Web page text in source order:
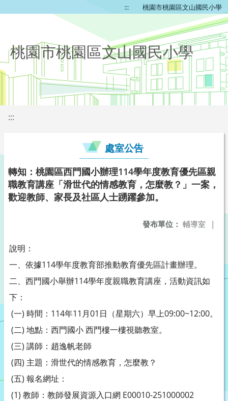
::: 桃園市桃園區文山國民小學
桃園市桃園區文山國民小學
:::
處室公告
轉知：桃園區西門國小辦理114學年度教育優先區親
職教育講座「滑世代的情感教育，怎麼教？」一案，
歡迎教師、家長及社區人士踴躍參加。
發布單位： 輔導室 |
說明：
一、依據114學年度教育部推動教育優先區計畫辦理。
二、西門國小舉辦114學年度親職教育講座，活動資訊如
下：
(一) 時間：114年11月01日（星期六）早上09:00~12:00。
(二) 地點：西門國小 西門樓一樓視聽教室。
(三) 講師：趙逸帆老師
(四) 主題：滑世代的情感教育，怎麼教？
(五) 報名網址：
(1) 教師：教師發展資源入口網 E00010-251000002